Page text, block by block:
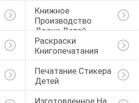
Книжное
Производство
Доски Детей
Раскраски
Книгопечатания
Печатание Стикера
Детей
Изготовленное На